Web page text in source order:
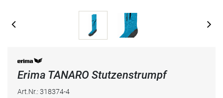
Erima TANARO Stutzenstrumpf
Art.Nr.: 318374-4